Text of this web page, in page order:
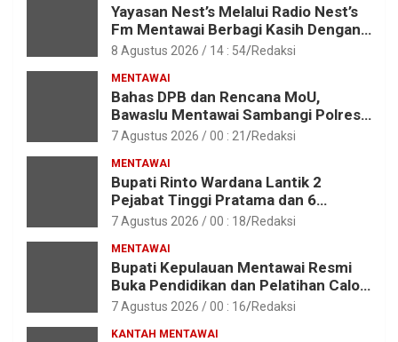
Yayasan Nest’s Melalui Radio Nest’s
Fm Mentawai Berbagi Kasih Dengan
Anak – Anak Asrama SMAN 2 Sipora
8 Agustus 2026 / 14 : 54 Redaksi
MENTAWAI
Bahas DPB dan Rencana MoU,
Bawaslu Mentawai Sambangi Polres
Mentawai
7 Agustus 2026 / 00 : 21 Redaksi
MENTAWAI
Bupati Rinto Wardana Lantik 2
Pejabat Tinggi Pratama dan 6
Pejabat Fungsional di Lingkungan
7 Agustus 2026 / 00 : 18 Redaksi
MENTAWAI
Bupati Kepulauan Mentawai Resmi
Buka Pendidikan dan Pelatihan Calon
Paskibraka Tahun 2026
7 Agustus 2026 / 00 : 16 Redaksi
KANTAH MENTAWAI